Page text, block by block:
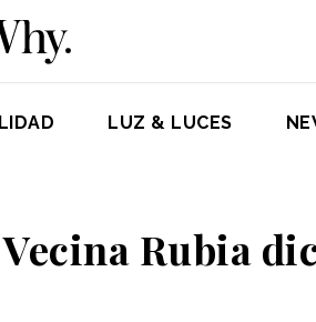
LUZ & LUCES
Rubia